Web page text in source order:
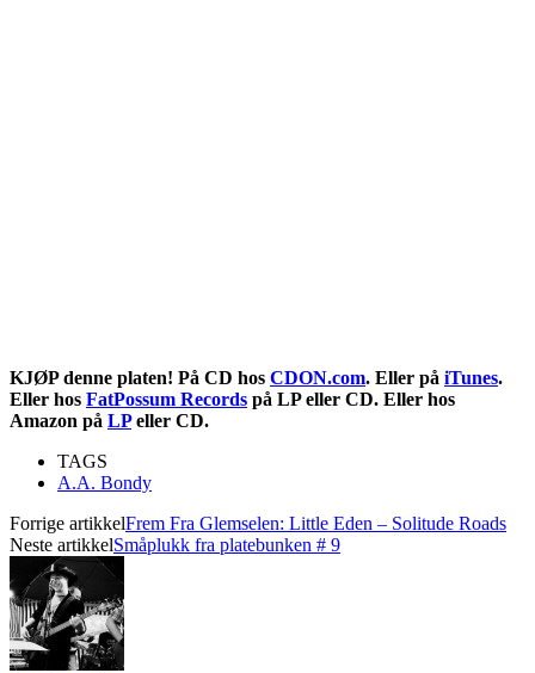
KJØP denne platen! På CD hos CDON.com. Eller på iTunes.
Eller hos FatPossum Records på LP eller CD. Eller hos
Amazon på LPeller CD.
TAGS
A.A. Bondy
Forrige artikkelFrem Fra Glemselen: Little Eden – Solitude Roads
Neste artikkelSmåplukk fra platebunken # 9